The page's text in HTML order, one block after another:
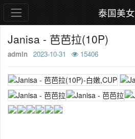
泰国美女
Janisa - 芭芭拉(10P)
admin 2023-10-31 15406